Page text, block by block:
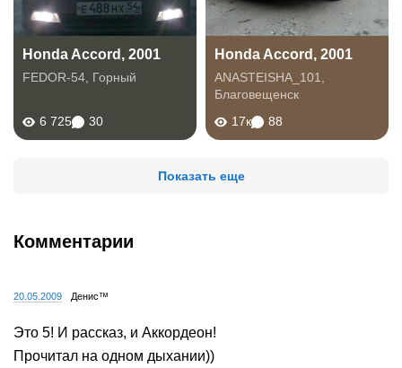
Honda Accord, 2001
FEDOR-54 Горный
6 725 30
Honda Accord, 2001
ANASTEISHA_101
Благовещенск
17к
88
Показать еще
Комментарии
20.05.2009 Денис™
Это 5! И рассказ, и Аккордеон!
Прочитал на одном дыхании))